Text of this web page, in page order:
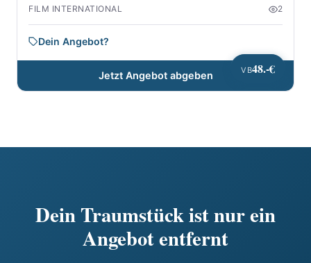
VB48.-€
FILM INTERNATIONAL 2
Dein Angebot?
Jetzt Angebot abgeben
Dein Traumstück ist nur ein
Angebot entfernt